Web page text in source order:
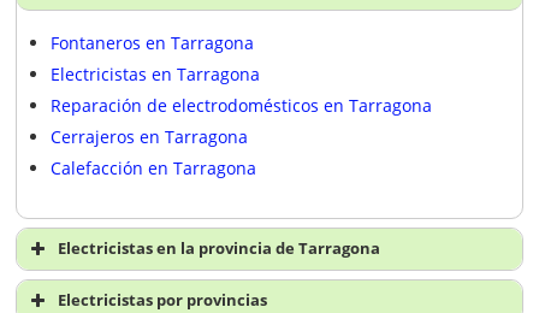
Fontaneros en Tarragona
Electricistas en Tarragona
Reparación de electrodomésticos en Tarragona
Cerrajeros en Tarragona
Calefacción en Tarragona
Electricistas en la provincia de Tarragona
Electricistas en Tarragona
Electricistas por provincias